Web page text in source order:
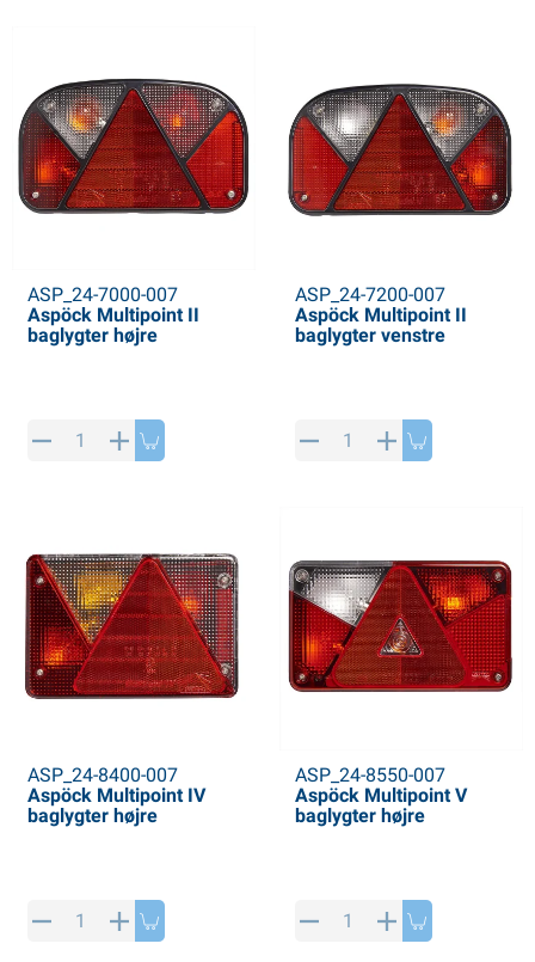
KO artikler
ASP_24-7000-007
Aspöck Multipoint II
baglygter højre
ASP_24-7200-007
Aspöck Multipoint II
baglygter venstre
ASP_24-8400-007
Aspöck Multipoint IV
baglygter højre
ASP_24-8550-007
Aspöck Multipoint V
baglygter højre